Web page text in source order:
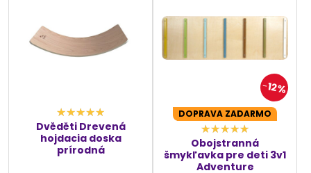
Dvěděti Drevená
hojdacia doska
prírodná
12%
DOPRAVA ZADARMO
Obojstranná
šmykľavka pre deti 3v1
Adventure